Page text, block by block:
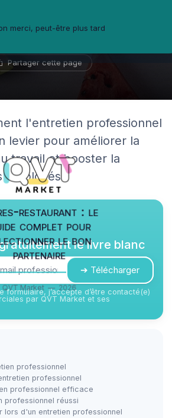
Partager cette page
l'entretien professionnel
levier pour améliorer la
travail et booster la
employés.
restaurant : le
complet pour
le bon
partenaire
QVT Market — 2026
le livre blanc
➔ Télécharger
formulaire, j’accepte d’être contacté(e)
par QVT Market et ses
professionnel
professionnel
professionnel efficace
professionnel réussi
lors d'un entretien professionnel
merci, peut-être plus tard